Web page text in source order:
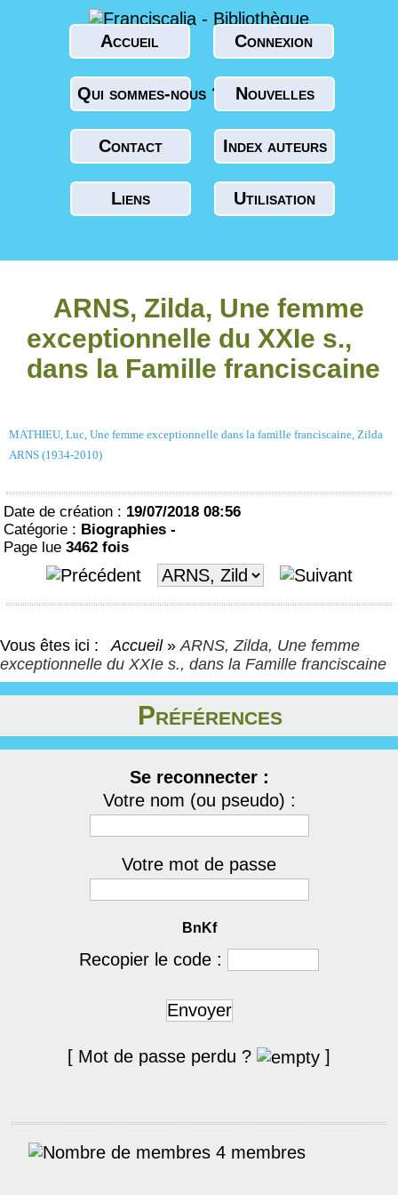
Accueil Connexion
Qui sommes-nous ? Nouvelles
Contact Index auteurs
Liens Utilisation
ARNS, Zilda, Une femme
exceptionnelle du XXIe s.,
dans la Famille franciscaine
MATHIEU, Luc, Une femme exceptionnelle dans la famille franciscaine, Zilda
ARNS (1934-2010)
Date de création : 19/07/2018 08:56
Catégorie : Biographies -
Page lue 3462 fois
Vous êtes ici : Accueil »ARNS, Zilda, Une femme
exceptionnelle du XXIe s., dans la Famille franciscaine
Préférences
Se reconnecter :
Votre nom (ou pseudo) :
Votre mot de passe
BnKf
Recopier le code :
Envoyer
[ Mot de passe perdu ? ]
4 membres